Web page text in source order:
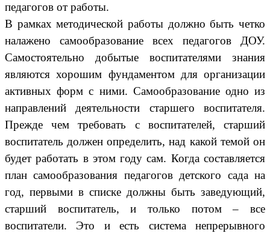
педагогов от работы.
В рамках методической работы должно быть четко
налажено самообразование всех педагогов ДОУ.
Самостоятельно добытые воспитателями знания
являются хорошим фундаментом для организации
активных форм с ними. Самообразование одно из
направлений деятельности старшего воспитателя.
Прежде чем требовать с воспитателей, старший
воспитатель должен определить, над какой темой он
будет работать в этом году сам. Когда составляется
план самообразования педагогов детского сада на
год, первыми в списке должны быть заведующий,
старший воспитатель, и только потом – все
воспитатели. Это и есть система непрерывного